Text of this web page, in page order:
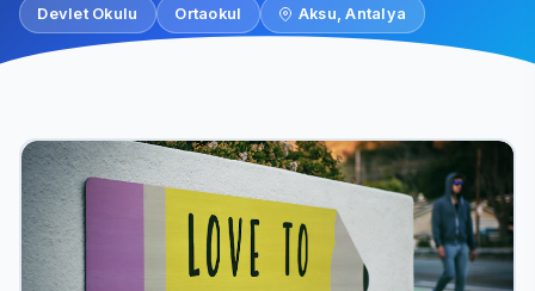
Devlet Okulu Ortaokul Aksu, Antalya